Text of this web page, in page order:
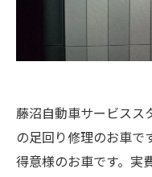
藤沼自動車サービスス
の足回り修理のお車で
得意様のお車です。実